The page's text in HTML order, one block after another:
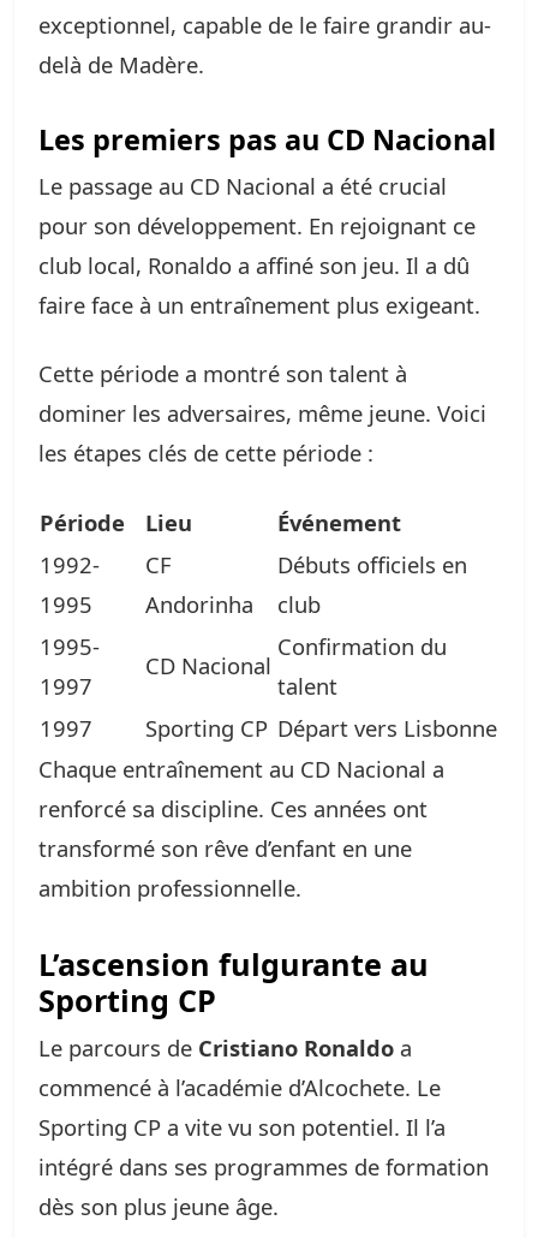
exceptionnel, capable de le faire grandir au-
delà de Madère.
Les premiers pas au CD Nacional
Le passage au CD Nacional a été crucial
pour son développement. En rejoignant ce
club local, Ronaldo a affiné son jeu. Il a dû
faire face à un entraînement plus exigeant.
Cette période a montré son talent à
dominer les adversaires, même jeune. Voici
les étapes clés de cette période :
Période Lieu
Événement
1992-
1995
CF
Andorinha
Débuts officiels en
club
1995-
1997
CD Nacional
Confirmation du
talent
1997
Sporting CP Départ vers Lisbonne
Chaque entraînement au CD Nacional a
renforcé sa discipline. Ces années ont
transformé son rêve d’enfant en une
ambition professionnelle.
L’ascension fulgurante au
Sporting CP
Le parcours de Cristiano Ronaldo a
commencé à l’académie d’Alcochete. Le
Sporting CP a vite vu son potentiel. Il l’a
intégré dans ses programmes de formation
dès son plus jeune âge.